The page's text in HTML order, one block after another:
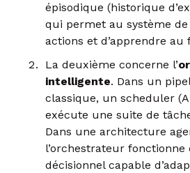
épisodique (historique
qui permet au système
actions et d’apprendre au
La deuxième concerne l’
intelligente. Dans un
classique, un scheduler
exécute une suite de
Dans une architecture
l’orchestrateur
décisionnel capable